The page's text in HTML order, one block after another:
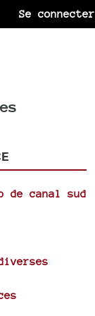
Se connecter
de canal sud